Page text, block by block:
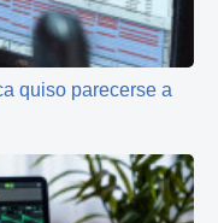
quiso parecerse a